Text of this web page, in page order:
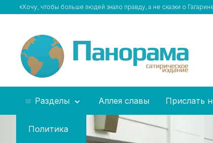
«Хочу, чтобы больше людей знало правду, а не сказки о
Разделы
Политика
Аллея славы Прислать